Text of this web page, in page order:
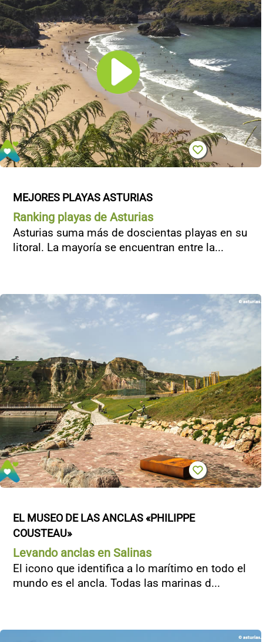
MEJORES PLAYAS ASTURIAS
Ranking playas de Asturias
Asturias suma más de doscientas playas en su
litoral. La mayoría se encuentran entre la...
EL MUSEO DE LAS ANCLAS «PHILIPPE
COUSTEAU»
Levando anclas en Salinas
El icono que identifica a lo marítimo en todo el
mundo es el ancla. Todas las marinas d...